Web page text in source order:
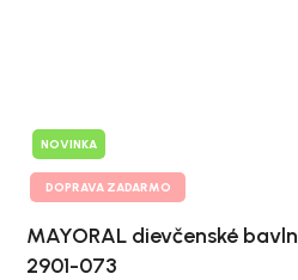
NOVINKA
DOPRAVA ZADARMO
MAYORAL dievčenské
2901-073